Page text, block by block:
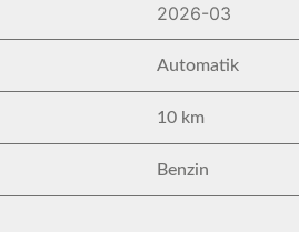
2026-03
Automatik
10 km
Benzin